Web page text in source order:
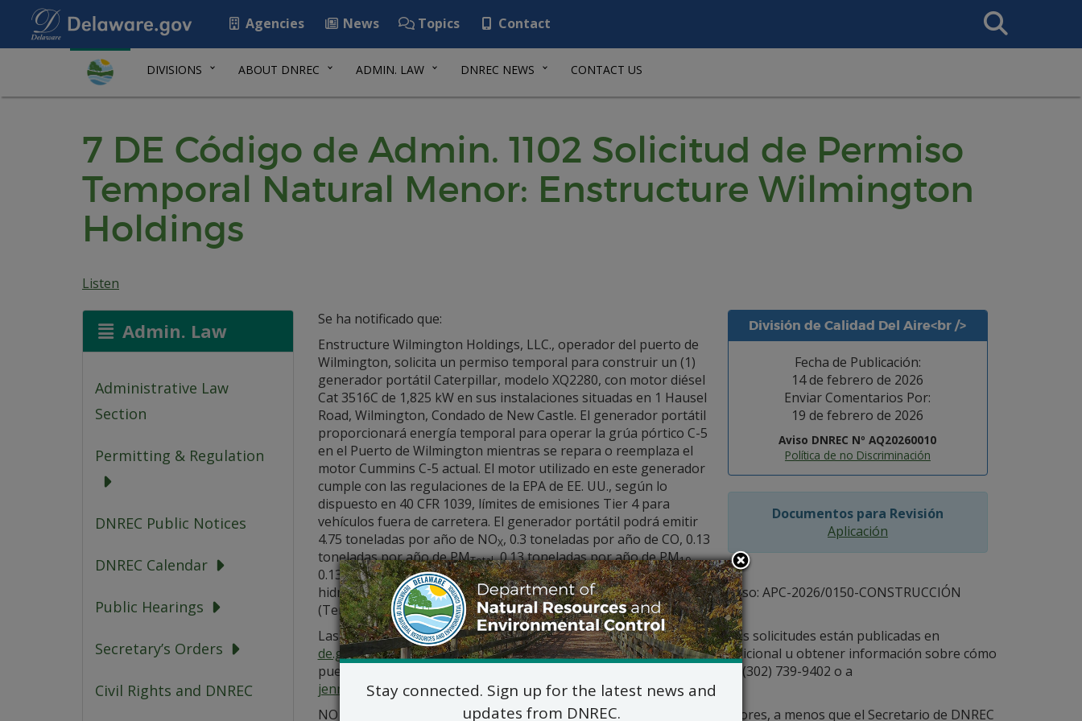
Agencies News Topics Contact
Search
This
DIVISIONS ABOUT DNREC ADMIN. LAW DNREC NEWS CONTACT US
7 DE Código de Admin. 1102 Solicitud de Permiso
Temporal Natural Menor: Enstructure Wilmington
Holdings
Listen
Admin. Law
Administrative Law
Section
Permitting & Regulation
DNREC Public Notices
DNREC Calendar
Public Hearings
Secretary’s Orders
Civil Rights and DNREC
División de Calidad Del Aire<br />
Fecha de Publicación:
14 de febrero de 2026
Enviar Comentarios Por:
19 de febrero de 2026
Aviso DNREC Nº AQ20260010
Política de no Discriminación
Documentos para Revisión
Aplicación
Se ha notificado que:
Enstructure Wilmington Holdings, LLC., operador del puerto de
Wilmington, solicita un permiso temporal para construir un (1)
generador portátil Caterpillar, modelo XQ2280, con motor diésel
Cat 3516C de 1,825 kW en sus instalaciones situadas en 1 Hausel
Road, Wilmington, Condado de New Castle. El generador portátil
proporcionará energía temporal para operar la grúa pórtico C-5
en el Puerto de Wilmington mientras se repara o reemplaza el
motor Cummins C-5 actual. El motor utilizado en este generador
cumple con las regulaciones de la EPA de EE. UU., según lo
dispuesto en 40 CFR 1039, límites de emisiones Tier 4 para
vehículos fuera de carretera. El generador portátil podrá emitir
4.75 toneladas por año de NOX, 0.3 toneladas por año de CO, 0.13
toneladas por año de PMTotal, 0.13 toneladas por año de PM10,
0.13 toneladas por año de PM2.5, 0.11 toneladas por año de
hidrocarburos totales y 0.06 toneladas por año de SO2mediante Permiso: APC-2026/0150-CONSTRUCCIÓN
(Temporal).
Las solicitudes de estos permisos se podrán revisar previa solicitud. Las solicitudes están publicadas en
de.gov/dnrecnotices. Para enviar comentarios, obtener información adicional u obtener información sobre cómo
puede inspeccionar la solicitud, comuníquese con Jennifer Childears al (302) 739-9402 o a
jennifer.childears@delaware.gov.
NO se llevará a cabo una audiencia pública sobre las solicitudes anteriores, a menos que el Secretario de DNREC
Stay connected. Sign up for the latest news and
updates from DNREC.